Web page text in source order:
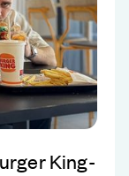
King-